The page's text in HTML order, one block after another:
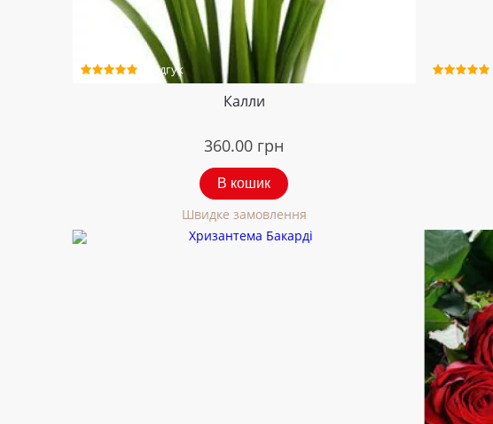
1 відгук
Калли
360.00 грн
В кошик
Швидке замовлення